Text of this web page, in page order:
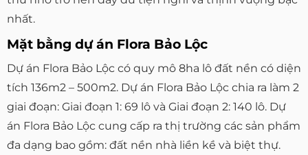
nhất.
Mặt bằng dự án Flora Bảo Lộc
Dự án Flora Bảo Lộc có quy mô 8ha lô đất nền có diện
tích 136m2 – 500m2. Dự án Flora Bảo Lộc chia ra làm 2
giai đoạn: Giai đoạn 1: 69 lô và Giai đoạn 2: 140 lô. Dự
án Flora Bảo Lộc cung cấp ra thị trường các sản phẩm
đa dạng bao gồm: đất nền nhà liền kề và biệt thự.